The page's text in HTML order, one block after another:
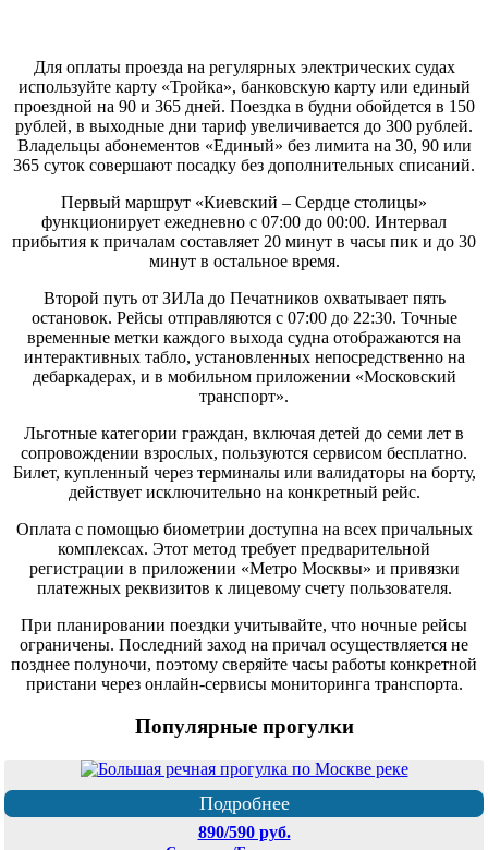
Для оплаты проезда на регулярных электрических судах
используйте карту «Тройка», банковскую карту или единый
проездной на 90 и 365 дней. Поездка в будни обойдется в 150
рублей, в выходные дни тариф увеличивается до 300 рублей.
Владельцы абонементов «Единый» без лимита на 30, 90 или
365 суток совершают посадку без дополнительных списаний.
Первый маршрут «Киевский – Сердце столицы»
функционирует ежедневно с 07:00 до 00:00. Интервал
прибытия к причалам составляет 20 минут в часы пик и до 30
минут в остальное время.
Второй путь от ЗИЛа до Печатников охватывает пять
остановок. Рейсы отправляются с 07:00 до 22:30. Точные
временные метки каждого выхода судна отображаются на
интерактивных табло, установленных непосредственно на
дебаркадерах, и в мобильном приложении «Московский
транспорт».
Льготные категории граждан, включая детей до семи лет в
сопровождении взрослых, пользуются сервисом бесплатно.
Билет, купленный через терминалы или валидаторы на борту,
действует исключительно на конкретный рейс.
Оплата с помощью биометрии доступна на всех причальных
комплексах. Этот метод требует предварительной
регистрации в приложении «Метро Москвы» и привязки
платежных реквизитов к лицевому счету пользователя.
При планировании поездки учитывайте, что ночные рейсы
ограничены. Последний заход на причал осуществляется не
позднее полуночи, поэтому сверяйте часы работы конкретной
пристани через онлайн-сервисы мониторинга транспорта.
Популярные прогулки
Подробнее
890/590 руб.